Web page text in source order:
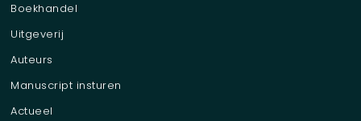
Boekhandel
Uitgeverij
Auteurs
Manuscript insturen
Actueel